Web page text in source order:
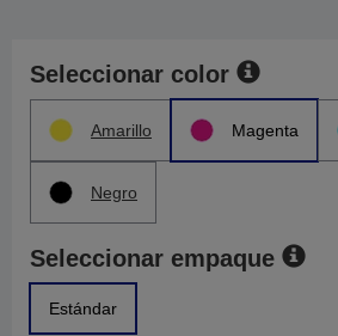
Seleccionar color
Amarillo Magenta
Negro
Seleccionar empaque
Estándar